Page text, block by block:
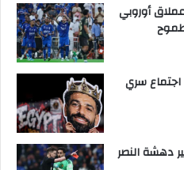
أوروبي
اجتماع سري
دهشة النصر